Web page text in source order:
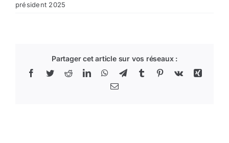
président 2025
Partager cet article sur vos réseaux :
Facebook
TwitterRedditLinkedInWhatsApp
TelegramTumblr Pinterest
Vk
Xing
Email